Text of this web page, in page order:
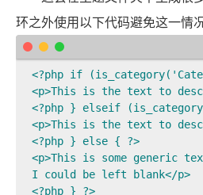
环之外使用以下代码避免这一情况
<?php if
<p>This is the text to
<?php } elseif
<p>This is the text to
<?php } else { ?>
<p>This is some generic
I could be left blank</p>